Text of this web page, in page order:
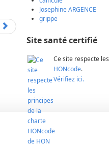
Josephine ARGENCE
grippe
Site santé certifié
Ce site respecte les
HONcode.
Vérifiez ici.